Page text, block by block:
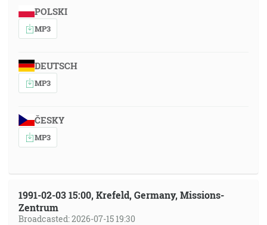
POLSKI
MP3
DEUTSCH
MP3
ČESKY
MP3
1991-02-03 15:00, Krefeld, Germany, Missions-
Zentrum
Broadcasted: 2026-07-15 19:30